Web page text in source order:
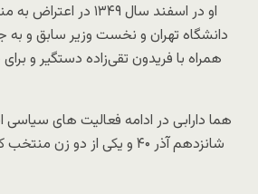
او در اسفند سال ۱۳۴۹
دانشگاه تهران و نخست وزیر سابق و به
همراه با فریدون تقی‌زاده دستگیر و
هما دارابی در ادامه فعالیت های سیاسی
شانزدهم آذر ۴۰ و یکی از دو